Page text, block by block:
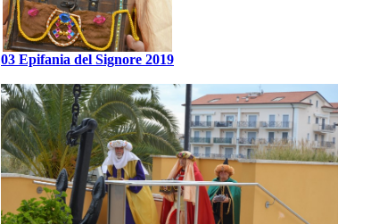
03 Epifania del Signore 2019